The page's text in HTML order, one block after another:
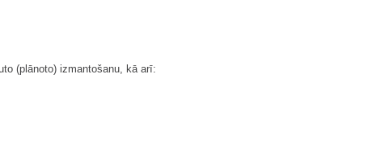
(plānoto) izmantošanu, kā arī: